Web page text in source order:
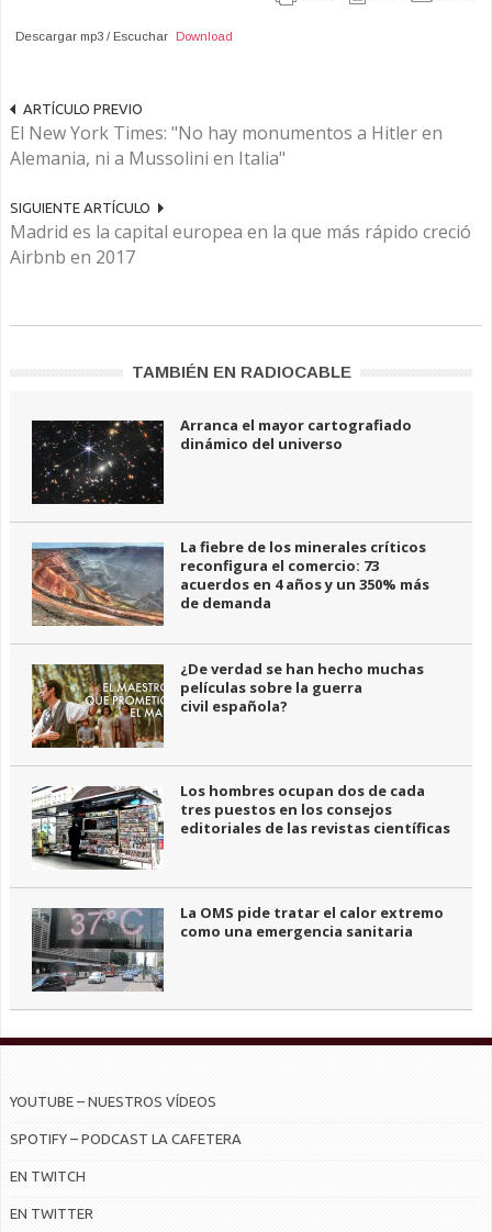
Descargar mp3 / Escuchar Download
ARTÍCULO PREVIO
El New York Times: "No hay monumentos a Hitler en
Alemania, ni a Mussolini en Italia"
SIGUIENTE ARTÍCULO
Madrid es la capital europea en la que más rápido creció
Airbnb en 2017
TAMBIÉN EN RADIOCABLE
Arranca el mayor cartografiado
dinámico del universo
La fiebre de los minerales críticos
reconfigura el comercio: 73
acuerdos en 4 años y un 350% más
de demanda
¿De verdad se han hecho muchas
películas sobre la guerra
civil española?
Los hombres ocupan dos de cada
tres puestos en los consejos
editoriales de las revistas científicas
La OMS pide tratar el calor extremo
como una emergencia sanitaria
YOUTUBE – NUESTROS VÍDEOS
SPOTIFY – PODCAST LA CAFETERA
EN TWITCH
EN TWITTER